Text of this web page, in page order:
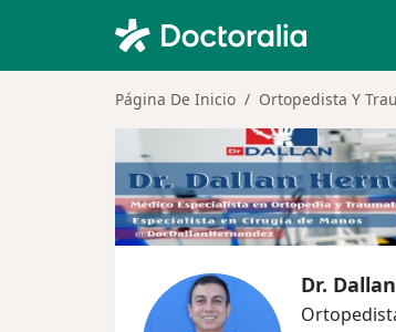
Página De Inicio Ortopedista Y
Dr.